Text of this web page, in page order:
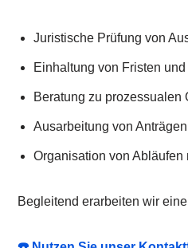
Juristische Prüfung von
Einhaltung von Fristen
Beratung zu prozessualen
Ausarbeitung von
Organisation von Abläufen
Begleitend erarbeiten wir